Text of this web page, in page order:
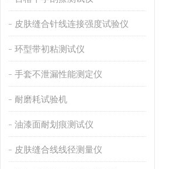
皮肤缝合针线连接强度试验仪
环型带初粘测试仪
手套不泄漏性能测定仪
耐磨耗试验机
油漆面耐划痕测试仪
皮肤缝合线线径测量仪